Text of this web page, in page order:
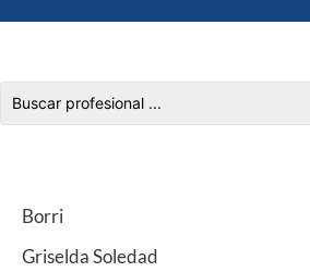
Borri
Griselda Soledad